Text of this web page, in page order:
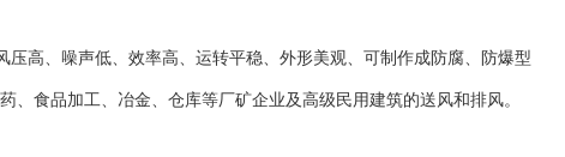
压高、噪声低、效率高、运转平稳、外形美观、可制作成防腐、防爆型
、食品加工、冶金、仓库等厂矿企业及高级民用建筑的送风和排风。